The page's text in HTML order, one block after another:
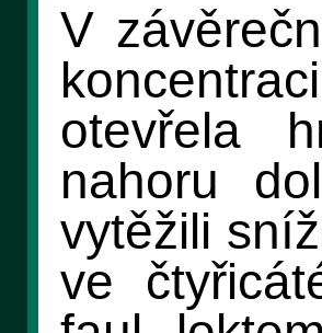
V
otevřela
nahoru
vytěžili
ve